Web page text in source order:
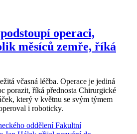
operaci,
měsíců zemře, říká
včasná léčba. Operace je jediná
porazit, říká přednosta Chirurgické
který v květnu se svým týmem
i roboticky.